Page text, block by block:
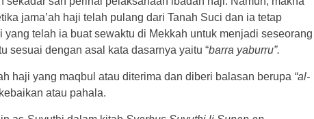
jama’ah haji telah pulang dari Tanah Suci dan ia tetap
yang telah ia buat sewaktu di Mekkah untuk menjadi seseorang
sesuai dengan asal kata dasarnya yaitu “barra yaburru”.
haji yang maqbul atau diterima dan diberi balasan berupa “al-
atau pahala.